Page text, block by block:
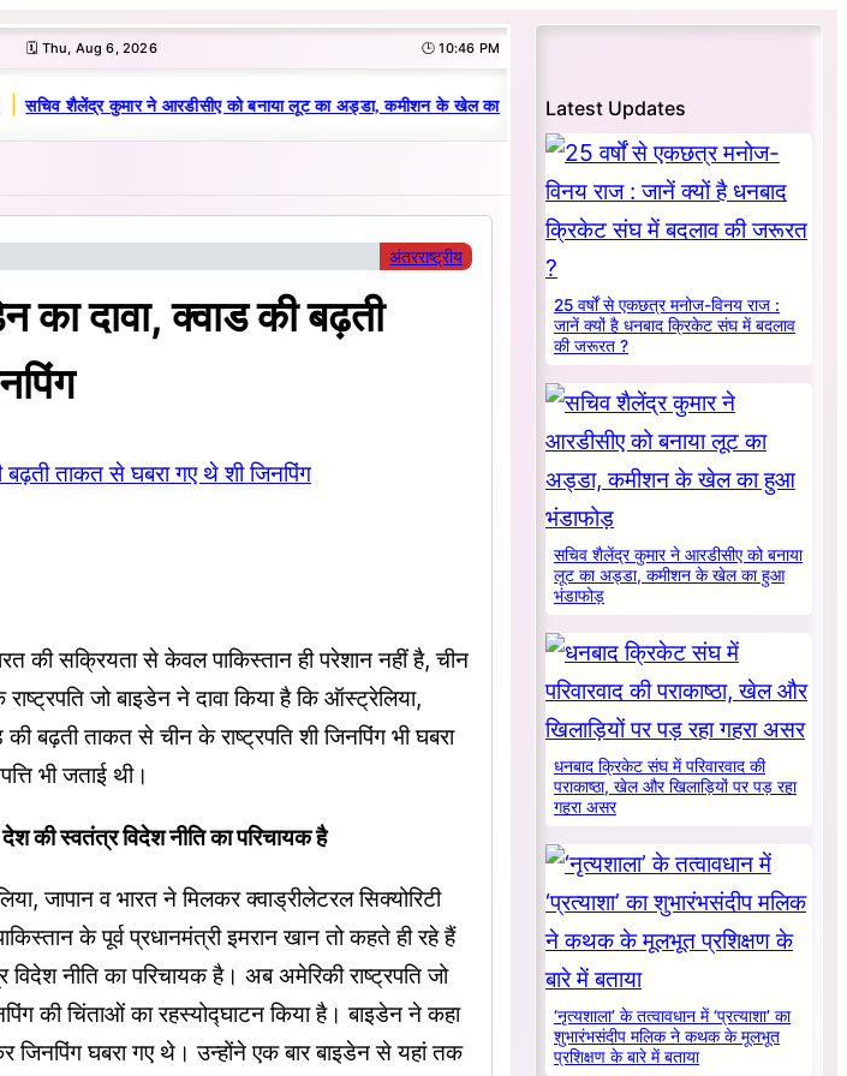
🗓️ Thu, Aug 6, 2026 🕒 10:46 PM
सचिव शैलेंद्र कुमार ने आरडीसीए को बनाया लूट का अड्डा, कमीशन के खेल का हुआ भंडाफोड़ | धनबाद क्रिकेट संघ में परिवारवाद की
अंतरराष्ट्रीय
का दावा, क्वाड की बढ़ती
की सक्रियता से केवल पाकिस्तान ही परेशान नहीं है, चीन
जो बाइडेन ने दावा किया है कि ऑस्ट्रेलिया,
बढ़ती ताकत से चीन के राष्ट्रपति शी जिनपिंग भी घबरा
भी जताई थी।
की स्वतंत्र विदेश नीति का परिचायक है
जापान व भारत ने मिलकर क्वाड्रीलेटरल सिक्योरिटी
के पूर्व प्रधानमंत्री इमरान खान तो कहते ही रहे हैं
नीति का परिचायक है। अब अमेरिकी राष्ट्रपति जो
की चिंताओं का रहस्योद्घाटन किया है। बाइडेन ने कहा
घबरा गए थे। उन्होंने एक बार बाइडेन से यहां तक
Latest Updates
25 वर्षों से एकछत्र मनोज-विनय राज :
जानें क्यों है धनबाद क्रिकेट संघ में बदलाव
की जरूरत ?
सचिव शैलेंद्र कुमार ने आरडीसीए को बनाया
लूट का अड्डा, कमीशन के खेल का हुआ
भंडाफोड़
धनबाद क्रिकेट संघ में परिवारवाद की
पराकाष्ठा, खेल और खिलाड़ियों पर पड़ रहा
गहरा असर
‘नृत्यशाला’ के तत्वावधान में ‘प्रत्याशा’ का
शुभारंभसंदीप मलिक ने कथक के मूलभूत
प्रशिक्षण के बारे में बताया